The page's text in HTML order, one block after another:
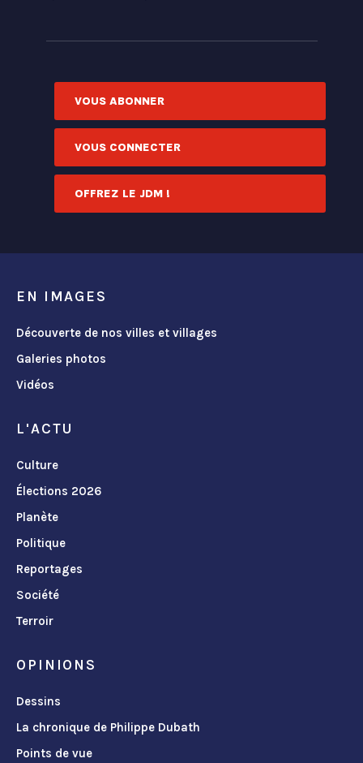
VOUS ABONNER
VOUS CONNECTER
OFFREZ LE JDM !
EN IMAGES
Découverte de nos villes et villages
Galeries photos
Vidéos
L'ACTU
Culture
Élections 2026
Planète
Politique
Reportages
Société
Terroir
OPINIONS
Dessins
La chronique de Philippe Dubath
Points de vue